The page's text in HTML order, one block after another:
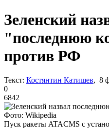
Зеленский
"последнюю
против РФ
Текст: Костянтин Катишев, 8
0
6842
Фото: Wikipedia
Пуск ракеты ATACMS с